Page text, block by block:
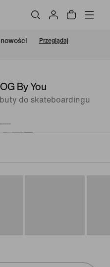
Przeglądaj
By You
do skateboardingu